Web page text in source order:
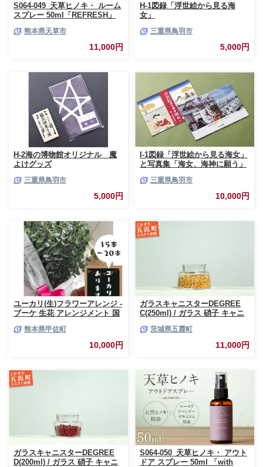
S064-049_天草ヒノキ・ ルーム
スプレー 50ml「REFRESH」
熊本県天草市
11,000円
H-1図録「浮世絵から見る海
女」
三重県鳥羽市
5,000円
H-2海の博物館オリジナル 魔
よけグッズ
三重県鳥羽市
5,000円
I-1図録「浮世絵から見る海女」
と写真集「海女、海神に願う」
三重県鳥羽市
10,000円
ユーカリ(生)フラワーアレンジ -
ブーケ 生花 アレンジメント 国
ンテリア 虫よけ作用 人気 おす
熊本県甲佐町
10,000円
ガラスキャニスターDEGREE
C(250ml) / ガラス 硝子 キャニ
耐熱 一生もの 職人 こだわり
JIDA デザインミュージアムセ
レクション 茨城県 五霞町
茨城県五霞町
11,000円
ガラスキャニスターDEGREE
D(200ml) / ガラス 硝子 キャニ
S064-050_天草ヒノキ・ アウト
ドア スプレー 50ml 「with